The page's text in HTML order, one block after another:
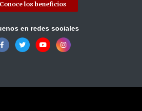
Conoce los beneficios
en redes sociales